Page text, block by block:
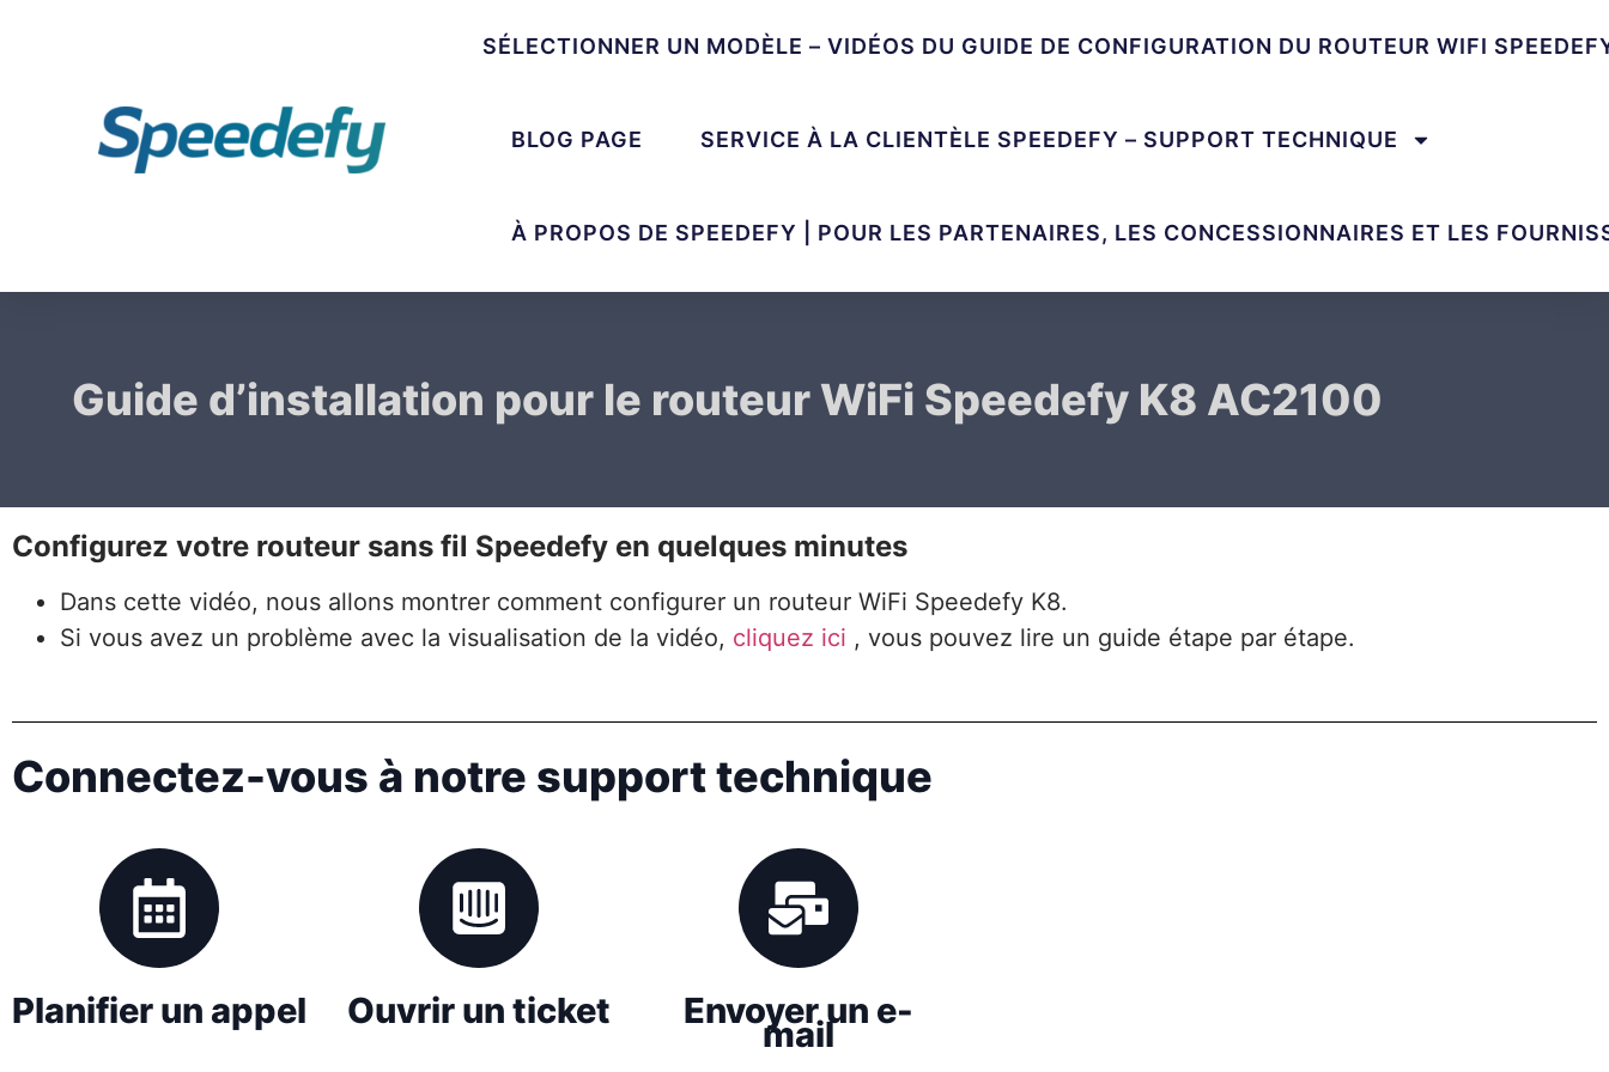
SÉLECTIONNER UN MODÈLE – VIDÉOS DU GUIDE DE CONFIGURATION DU ROUTEUR WIFI
BLOG PAGE SERVICE À LA CLIENTÈLE SPEEDEFY – SUPPORT TECHNIQUE
À PROPOS DE SPEEDEFY | POUR LES PARTENAIRES, LES CONCESSIONNAIRES ET LES
Guide d’installation pour le routeur WiFi Speedefy K8 AC2100
Configurez votre routeur sans fil Speedefy en quelques minutes
Dans cette vidéo, nous allons montrer comment configurer un routeur WiFi Speedefy K8.
Si vous avez un problème avec la visualisation de la vidéo, cliquez ici , vous pouvez lire un guide étape par étape.
Connectez-vous à notre support technique
Planifier un appel Ouvrir un ticket Envoyer un e-
mail